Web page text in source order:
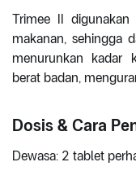
Trimee II
makanan, sehingga
menurunkan kadar
berat badan,
Dosis & Cara
Dewasa: 2 tablet